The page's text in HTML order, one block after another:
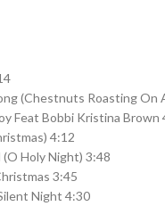
(Chestnuts Roasting On
Feat Bobbi Kristina Brown
4:12
Holy Night) 3:48
3:45
Night 4:30